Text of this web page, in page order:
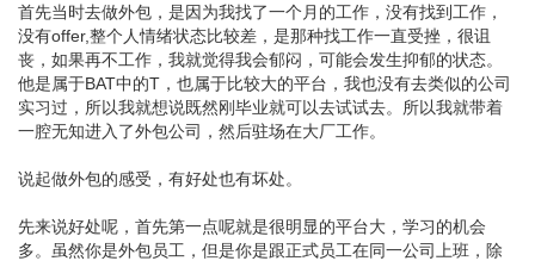
首先当时去做外包，是因为我找了一个月的工作，没有找到工作，
没有offer,整个人情绪状态比较差，是那种找工作一直受挫，很诅
丧，如果再不工作，我就觉得我会郁闷，可能会发生抑郁的状态。
他是属于BAT中的T，也属于比较大的平台，我也没有去类似的公司
实习过，所以我就想说既然刚毕业就可以去试试去。所以我就带着
一腔无知进入了外包公司，然后驻场在大厂工作。
说起做外包的感受，有好处也有坏处。
先来说好处呢，首先第一点呢就是很明显的平台大，学习的机会
多。虽然你是外包员工，但是你是跟正式员工在同一公司上班，除